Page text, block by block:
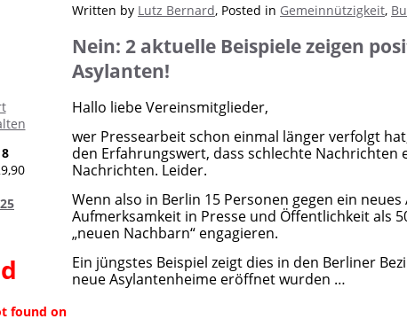
found on
Written by Lutz Bernard, Posted in Gemeinnützigkeit,
Nein: 2 aktuelle Beispiele zeigen
Asylanten!
Hallo liebe Vereinsmitglieder,
wer Pressearbeit schon einmal länger verfolgt
den Erfahrungswert, dass schlechte
Nachrichten. Leider.
Wenn also in Berlin 15 Personen gegen ein
Aufmerksamkeit in Presse und Öffentlichkeit als
„neuen Nachbarn“ engagieren.
Ein jüngstes Beispiel zeigt dies in den Berliner
neue Asylantenheime eröffnet wurden …